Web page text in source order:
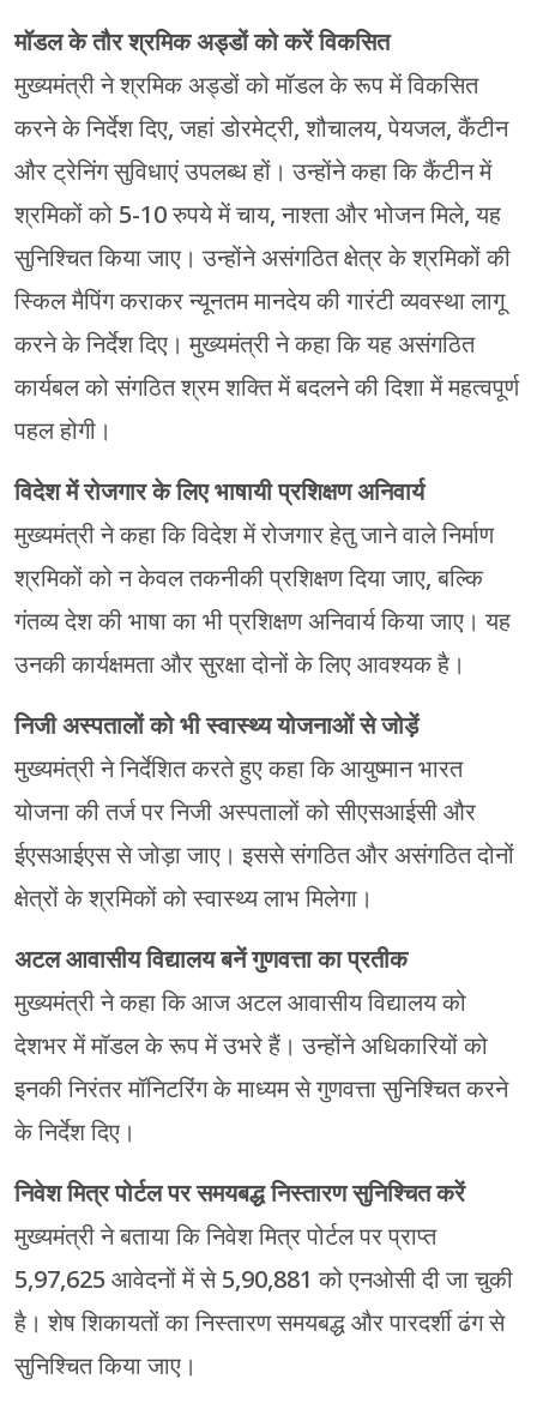
मॉडल के तौर श्रमिक अड्डों को करें विकसित
मुख्यमंत्री ने श्रमिक अड्डों को मॉडल के रूप में विकसित
करने के निर्देश दिए, जहां डोरमेट्री, शौचालय, पेयजल, कैंटीन
और ट्रेनिंग सुविधाएं उपलब्ध हों। उन्होंने कहा कि कैंटीन में
श्रमिकों को 5-10 रुपये में चाय, नाश्ता और भोजन मिले, यह
सुनिश्चित किया जाए। उन्होंने असंगठित क्षेत्र के श्रमिकों की
स्किल मैपिंग कराकर न्यूनतम मानदेय की गारंटी व्यवस्था लागू
करने के निर्देश दिए। मुख्यमंत्री ने कहा कि यह असंगठित
कार्यबल को संगठित श्रम शक्ति में बदलने की दिशा में महत्वपूर्ण
पहल होगी।
विदेश में रोजगार के लिए भाषायी प्रशिक्षण अनिवार्य
मुख्यमंत्री ने कहा कि विदेश में रोजगार हेतु जाने वाले निर्माण
श्रमिकों को न केवल तकनीकी प्रशिक्षण दिया जाए, बल्कि
गंतव्य देश की भाषा का भी प्रशिक्षण अनिवार्य किया जाए। यह
उनकी कार्यक्षमता और सुरक्षा दोनों के लिए आवश्यक है।
निजी अस्पतालों को भी स्वास्थ्य योजनाओं से जोड़ें
मुख्यमंत्री ने निर्देशित करते हुए कहा कि आयुष्मान भारत
योजना की तर्ज पर निजी अस्पतालों को सीएसआईसी और
ईएसआईएस से जोड़ा जाए। इससे संगठित और असंगठित दोनों
क्षेत्रों के श्रमिकों को स्वास्थ्य लाभ मिलेगा।
अटल आवासीय विद्यालय बनें गुणवत्ता का प्रतीक
मुख्यमंत्री ने कहा कि आज अटल आवासीय विद्यालय को
देशभर में मॉडल के रूप में उभरे हैं। उन्होंने अधिकारियों को
इनकी निरंतर मॉनिटरिंग के माध्यम से गुणवत्ता सुनिश्चित करने
के निर्देश दिए।
निवेश मित्र पोर्टल पर समयबद्ध निस्तारण सुनिश्चित करें
मुख्यमंत्री ने बताया कि निवेश मित्र पोर्टल पर प्राप्त
5,97,625 आवेदनों में से 5,90,881 को एनओसी दी जा चुकी
है। शेष शिकायतों का निस्तारण समयबद्ध और पारदर्शी ढंग से
सुनिश्चित किया जाए।